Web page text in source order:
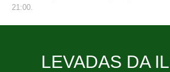
21:00.
LEVADAS DA